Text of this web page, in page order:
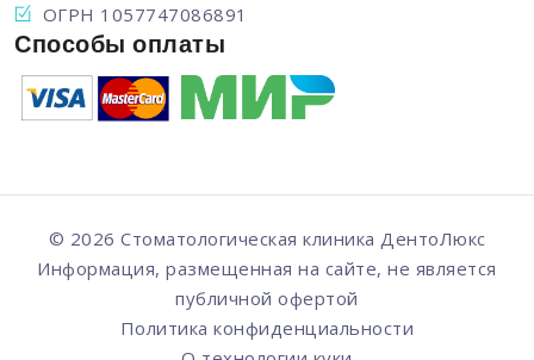
ОГРН 1057747086891
Способы оплаты
© 2026 Стоматологическая клиника ДентоЛюкс
Информация, размещенная на сайте, не является
публичной офертой
Политика конфиденциальности